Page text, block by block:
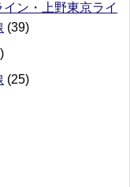
ン・上野東京ライ
(39)
(25)